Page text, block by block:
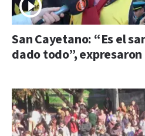
San Cayetano: “Es el
dado todo”,